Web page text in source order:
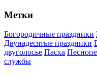
Метки
Богородичные праздники
Двунадесятые праздники
двуголосье Пасха
службы